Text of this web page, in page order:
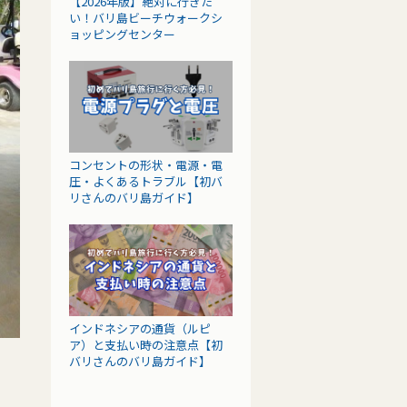
い！バリ島ビーチウォークシ
ョッピングセンター
コンセントの形状・電源・電
圧・よくあるトラブル【初バ
リさんのバリ島ガイド】
インドネシアの通貨（ルピ
ア）と支払い時の注意点【初
バリさんのバリ島ガイド】